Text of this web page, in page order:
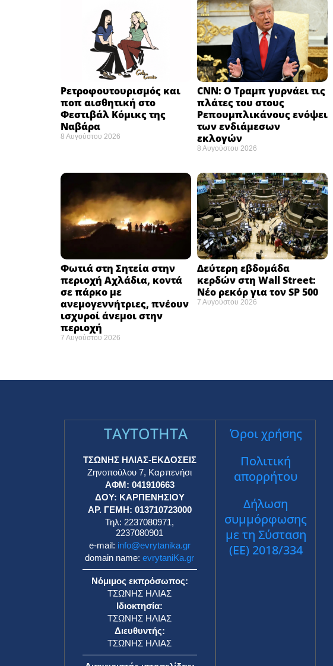
Ρετροφουτουρισμός και
ποπ αισθητική στο
Φεστιβάλ Κόμικς της
Ναβάρα ​
8 Αυγούστου 2026
CNN: Ο Τραμπ γυρνάει τις
πλάτες του στους
Ρεπουμπλικάνους ενόψει
των ενδιάμεσων
εκλογών ​
8 Αυγούστου 2026
Φωτιά στη Σητεία στην
περιοχή Αχλάδια, κοντά
σε πάρκο με
ανεμογεννήτριες, πνέουν
ισχυροί άνεμοι στην
περιοχή
7 Αυγούστου 2026
Δεύτερη εβδομάδα
κερδών στη Wall Street:
Νέο ρεκόρ για τον SP 500
7 Αυγούστου 2026
TAYTOTHTA
ΤΣΩΝΗΣ ΗΛΙΑΣ-ΕΚΔΟΣΕΙΣ
Ζηνοπούλου 7, Καρπενήσι
ΑΦΜ: 041910663
ΔΟΥ: ΚΑΡΠΕΝΗΣΙΟΥ
ΑΡ. ΓΕΜΗ: 013710723000
Τηλ: 2237080971,
2237080901
e-mail: info@evrytanika.gr
domain name:evrytaniKa.gr
Νόμιμος εκπρόσωπος:
ΤΣΩΝΗΣ ΗΛΙΑΣ
Ιδιοκτησία:
ΤΣΩΝΗΣ ΗΛΙΑΣ
Διευθυντής:
ΤΣΩΝΗΣ ΗΛΙΑΣ
Όροι χρήσης
Πολιτική
απορρήτου
Δήλωση
συμμόρφωσης
με τη Σύσταση
(ΕΕ) 2018/334